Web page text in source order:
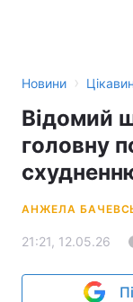
Новини ›
Відомий
головну
АНЖЕЛА
21:21, 12.05.26